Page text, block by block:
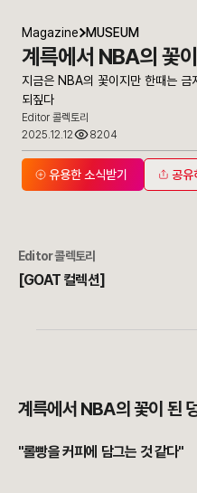
Magazine MUSEUM
계륵에서 NBA의 꽃
지금은 NBA의 꽃이지만 한때는
되짚다
Editor 콜렉토리
2025.12.12
8204
유용한 소식받기 공유
Editor콜렉토리
[GOAT 컬렉션]
계륵에서 NBA의 꽃이 된
"롤빵을 커피에 담그는 것 같다"